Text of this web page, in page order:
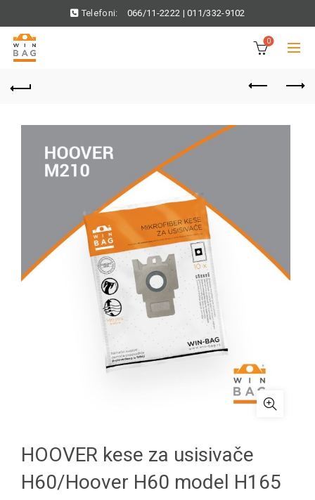
Telefoni: 066/11-2222 |011/332-9102
0
HOOVER kese za usisivače
H60/Hoover H60 model H165